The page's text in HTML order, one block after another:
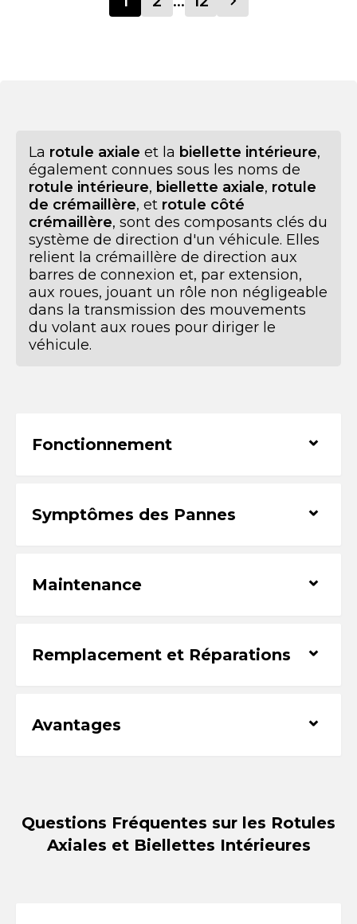
La rotule axiale et la biellette intérieure,
également connues sous les noms de
rotule intérieure, biellette axiale, rotule
de crémaillère, et rotule côté
crémaillère, sont des composants clés du
système de direction d'un véhicule. Elles
relient la crémaillère de direction aux
barres de connexion et, par extension,
aux roues, jouant un rôle non négligeable
dans la transmission des mouvements
du volant aux roues pour diriger le
véhicule.
Fonctionnement ⌃
Symptômes des Pannes ⌃
Maintenance ⌃
Remplacement et Réparations ⌃
Avantages ⌃
Questions Fréquentes sur les Rotules
Axiales et Biellettes Intérieures